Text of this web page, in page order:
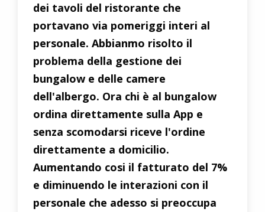
dei tavoli del ristorante che
portavano via pomeriggi interi al
personale. Abbianmo risolto il
problema della gestione dei
bungalow e delle camere
dell'albergo. Ora chi è al bungalow
ordina direttamente sulla App e
senza scomodarsi riceve l'ordine
direttamente a domicilio.
Aumentando cosi il fatturato del 7%
e diminuendo le interazioni con il
personale che adesso si preoccupa